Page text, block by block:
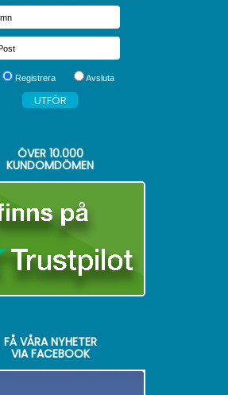
Registrera Avsluta
ÖVER 10.000
KUNDOMDÖMEN
FÅ VÅRA NYHETER
VIA FACEBOOK